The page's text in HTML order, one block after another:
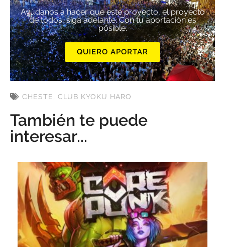
Ayúdanos a hacer que este proyecto, el proyecto
de todos, siga adelante. Con tu aportación es
posible.
QUIERO APORTAR
CHESTE, CLUB KYOKU HARO
También te puede
interesar...